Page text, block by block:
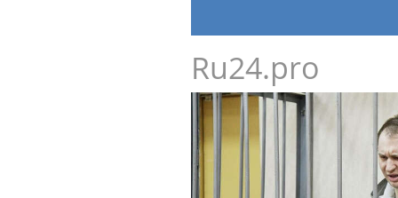
Ru24.pro